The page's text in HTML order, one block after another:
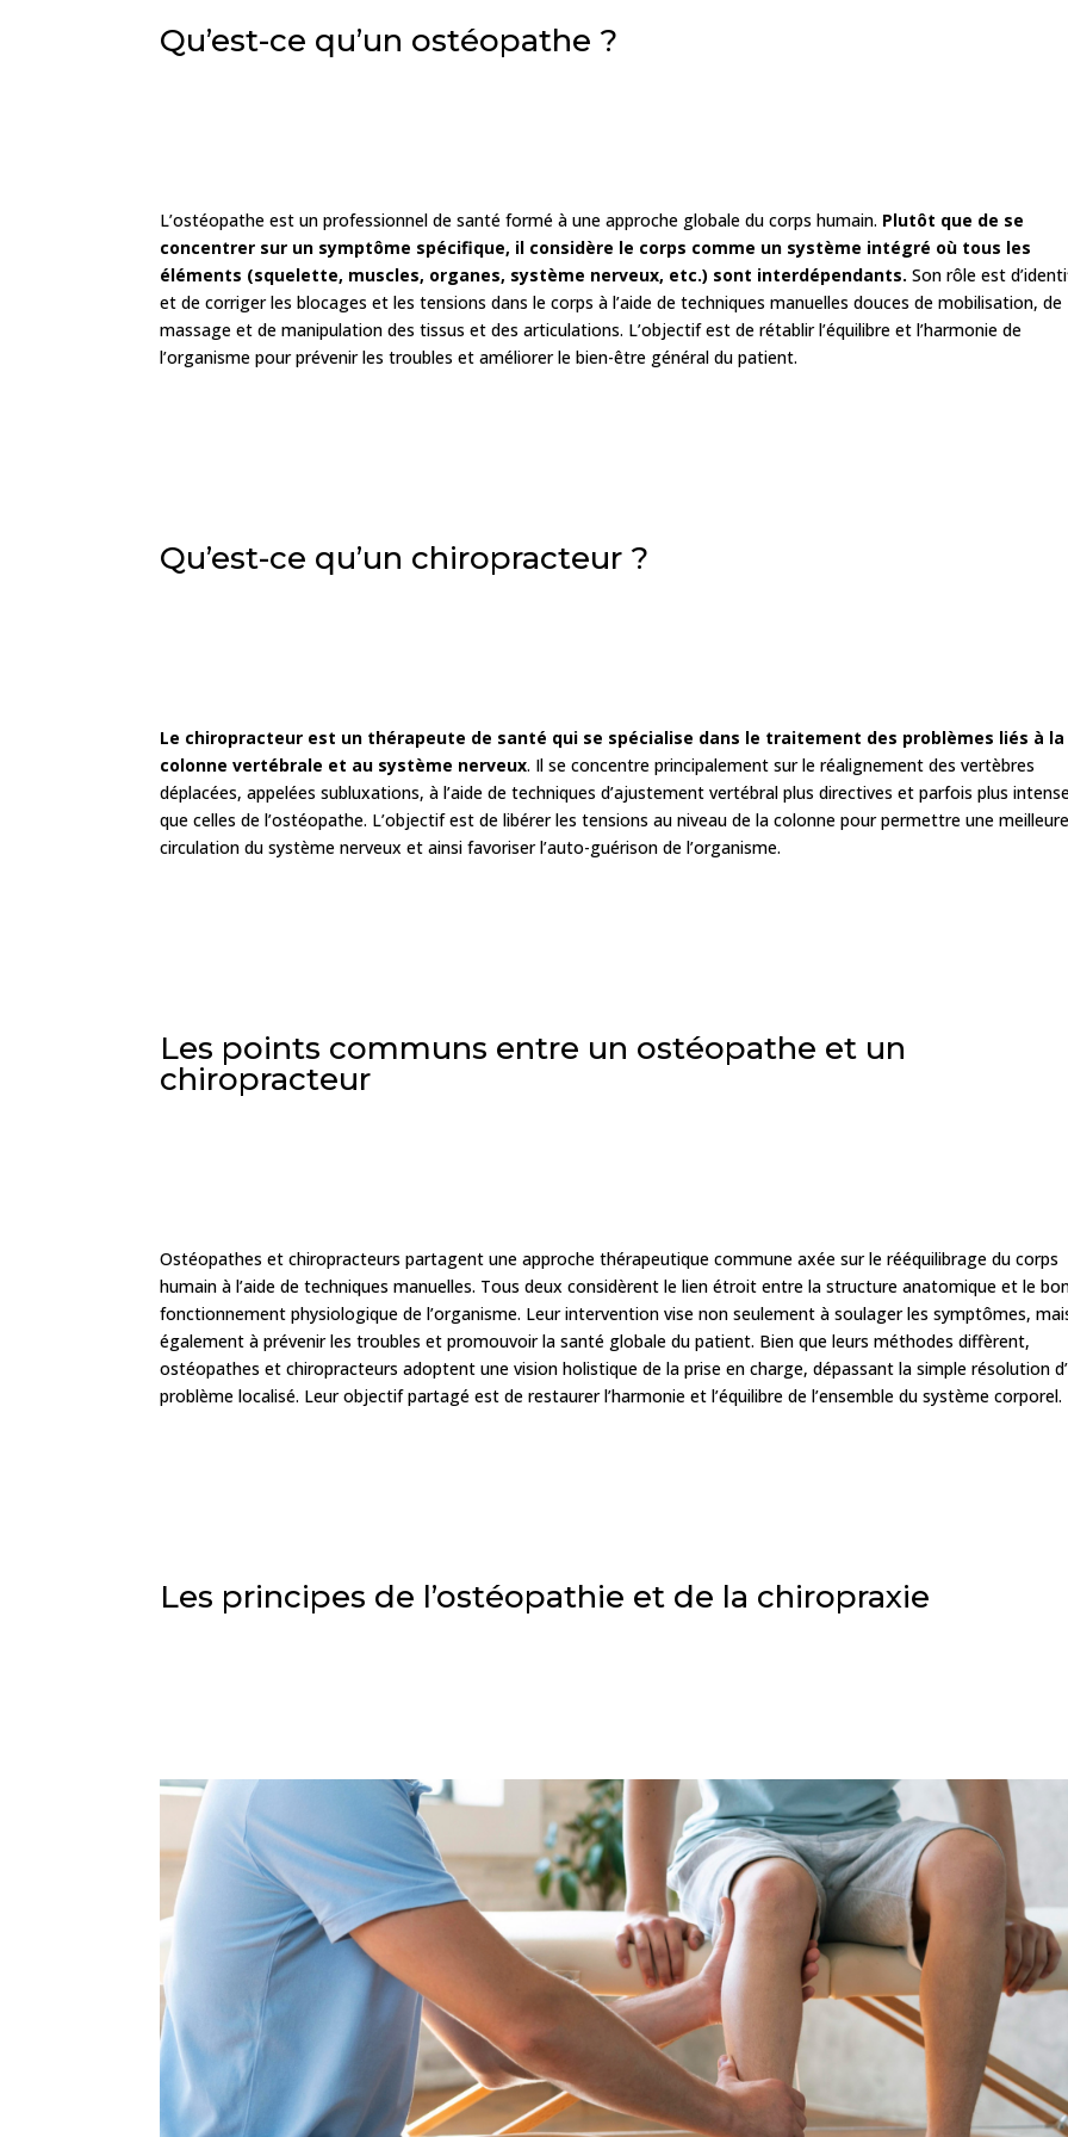
Qu’est-ce qu’un ostéopathe ?
L’ostéopathe est un professionnel de santé formé à une approche globale du corps humain. Plutôt que de se
concentrer sur un symptôme spécifique, il considère le corps comme un système intégré où tous les
éléments (squelette, muscles, organes, système nerveux, etc.) sont interdépendants. Son rôle est
et de corriger les blocages et les tensions dans le corps à l’aide de techniques manuelles douces de mobilisation, de
massage et de manipulation des tissus et des articulations. L’objectif est de rétablir l’équilibre et l’harmonie de
l’organisme pour prévenir les troubles et améliorer le bien-être général du patient.
Qu’est-ce qu’un chiropracteur ?
Le chiropracteur est un thérapeute de santé qui se spécialise dans le traitement des problèmes liés à la
colonne vertébrale et au système nerveux. Il se concentre principalement sur le réalignement des vertèbres
déplacées, appelées subluxations, à l’aide de techniques d’ajustement vertébral plus directives et parfois plus
que celles de l’ostéopathe. L’objectif est de libérer les tensions au niveau de la colonne pour permettre une
circulation du système nerveux et ainsi favoriser l’auto-guérison de l’organisme.
Les points communs entre un ostéopathe et un
chiropracteur
Ostéopathes et chiropracteurs partagent une approche thérapeutique commune axée sur le rééquilibrage du corps
humain à l’aide de techniques manuelles. Tous deux considèrent le lien étroit entre la structure anatomique et le
fonctionnement physiologique de l’organisme. Leur intervention vise non seulement à soulager les symptômes,
également à prévenir les troubles et promouvoir la santé globale du patient. Bien que leurs méthodes diffèrent,
ostéopathes et chiropracteurs adoptent une vision holistique de la prise en charge, dépassant la simple résolution
problème localisé. Leur objectif partagé est de restaurer l’harmonie et l’équilibre de l’ensemble du système corporel.
Les principes de l’ostéopathie et de la chiropraxie